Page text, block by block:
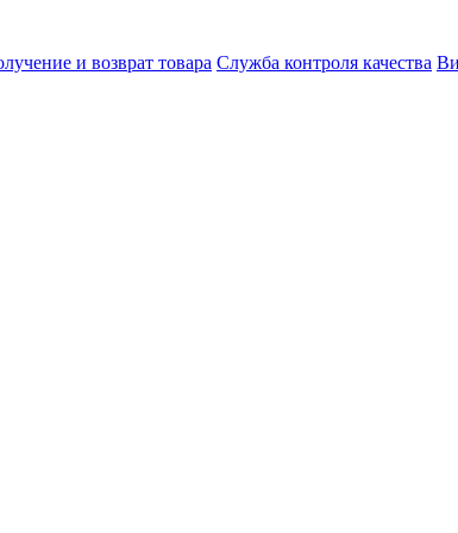
и возврат товара Служба контроля качества